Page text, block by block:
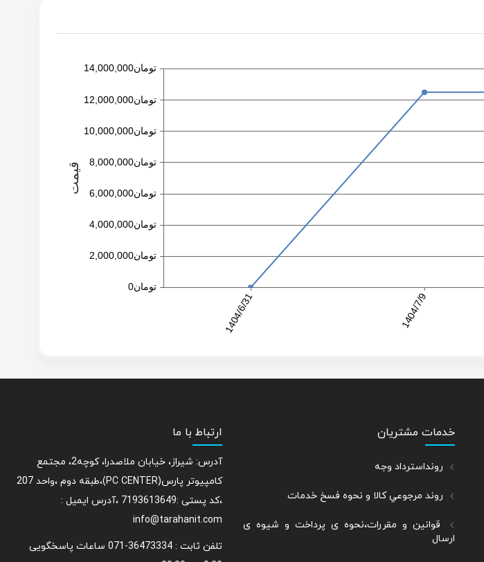
خدمات مشتریان
رونداسترداد وجه
روند مرجوعي كالا و نحوه فسخ خدمات
قوانین و مقررات،نحوه ی پرداخت و شیوه ی
ارسال
ارتباط با ما
آدرس: شیراز، خیابان ملاصدرا، کوچه2، مجتمع
کامپیوتر پارس(PC CENTER)،طبقه دوم ،واحد 207
،کد پستی :7193613649 ،آدرس ایمیل :
info@tarahanit.com
تلفن ثابت :
36473334-071 ساعات پاسخگویی